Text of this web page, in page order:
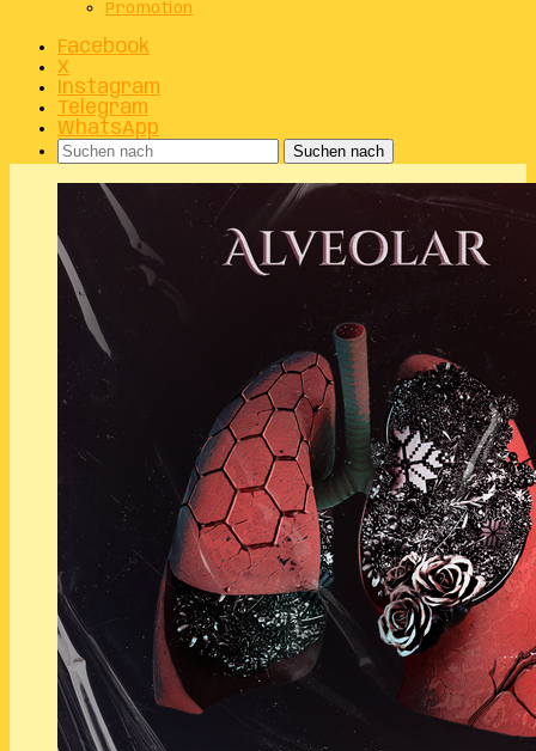
Promotion
Facebook
X
Instagram
Telegram
WhatsApp
Suchen nach